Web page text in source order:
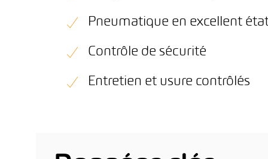
Pneumatique en excellent
Contrôle de sécurité
Entretien et usure contrôlés